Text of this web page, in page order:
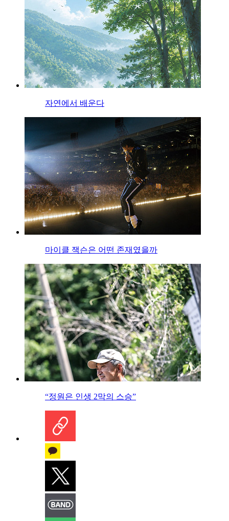
자연에서 배운다
마이클 잭슨은 어떤 존재였을까
“정원은 인생 2막의 스승”